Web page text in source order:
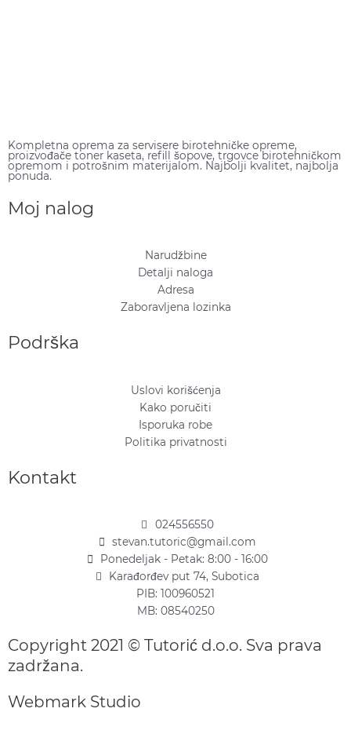
Kompletna oprema za servisere birotehničke opreme,
proizvođače toner kaseta, refill šopove, trgovce birotehničkom
opremom i potrošnim materijalom. Najbolji kvalitet, najbolja
ponuda.
Moj nalog
Narudžbine
Detalji naloga
Adresa
Zaboravljena lozinka
Podrška
Uslovi korišćenja
Kako poručiti
Isporuka robe
Politika privatnosti
Kontakt
024556550
stevan.tutoric@gmail.com
Ponedeljak - Petak: 8:00 - 16:00
Karađorđev put 74, Subotica
PIB: 100960521
MB: 08540250
Copyright 2021 © Tutorić d.o.o. Sva prava
zadržana.
Webmark Studio